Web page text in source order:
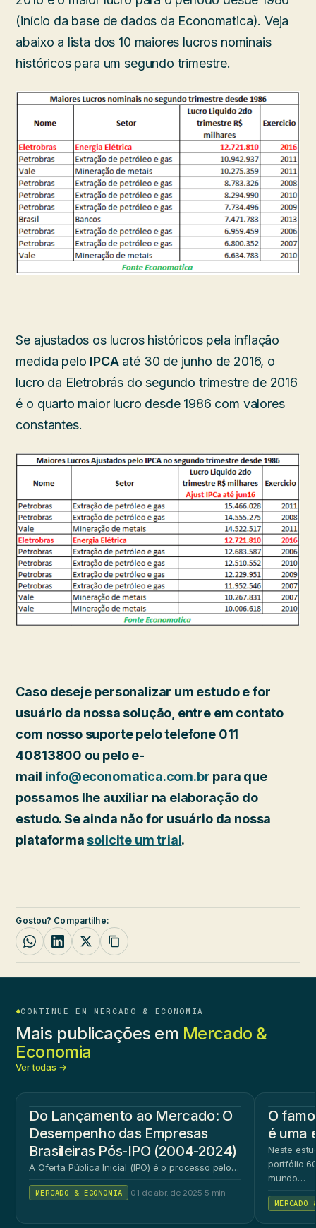
(início da base de dados da Economatica). Veja
abaixo a lista dos 10 maiores lucros nominais
históricos para um segundo trimestre.
Se ajustados os lucros históricos pela inflação
medida pelo IPCAaté 30 de junho de 2016, o
lucro da Eletrobrás do segundo trimestre de 2016
é o quarto maior lucro desde 1986 com valores
constantes.
Caso deseje personalizar um estudo e for
usuário da nossa solução, entre em contato
com nosso suporte pelo telefone 011
40813800 ou pelo e-
mail info@economatica.com.br para que
possamos lhe auxiliar na elaboração do
estudo. Se ainda não for usuário da nossa
plataformasolicite um trial.
Gostou? Compartilhe:
CONTINUE EM MERCADO & ECONOMIA
Mais publicações em Mercado &
Economia
Ver todas →
Do Lançamento ao Mercado: O
Desempenho das Empresas
Brasileiras Pós-IPO (2004-2024)
A Oferta Pública Inicial (IPO) é o processo pelo…
MERCADO & ECONOMIA 01 de abr. de 2025 5 min
O
é uma
Neste
portfólio
mundo…
MERCADO